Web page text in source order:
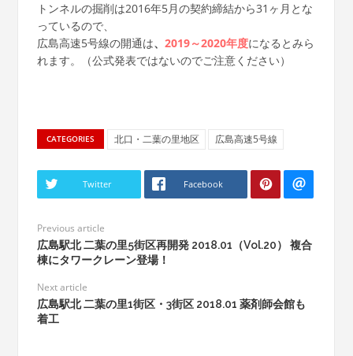
トンネルの掘削は2016年5月の契約締結から31ヶ月とな
っているので、
広島高速5号線の開通は、 2019～2020年度になるとみら
れます。（公式発表ではないのでご注意ください）
CATEGORIES 北口・二葉の里地区 広島高速5号線
Twitter Facebook
Previous article
広島駅北 二葉の里5街区再開発 2018.01（Vol.20） 複合
棟にタワークレーン登場！
Next article
広島駅北 二葉の里1街区・3街区 2018.01 薬剤師会館も
着工